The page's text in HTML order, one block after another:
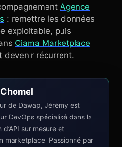
Agence
: remettre les données
exploitable, puis
Ciama Marketplace
devenir récurrent.
de Dawap, Jérémy est
DevOps spécialisé dans la
sur mesure et
marketplace. Passionné par